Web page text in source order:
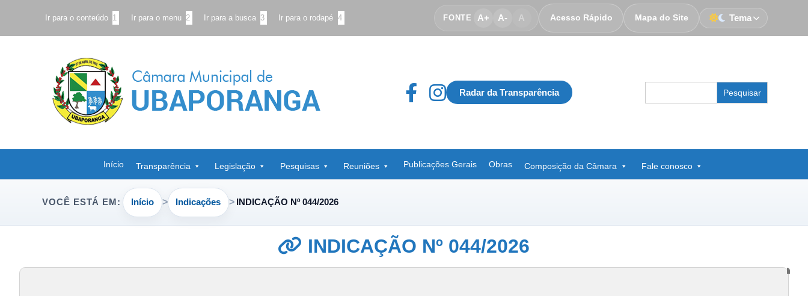
Ir para o conteúdo 1 Ir para o menu 2 Ir para a busca 3 Ir para o rodapé 4 FONTE A+ A- A Acesso Rápido Mapa do Site Tema
Radar da Transparência
for:
Início Transparência Legislação Pesquisas Reuniões Publicações Gerais Obras Composição da Câmara Fale conosco
VOCÊ ESTÁ EM: Início Indicações INDICAÇÃO Nº 044/2026
INDICAÇÃO Nº 044/2026